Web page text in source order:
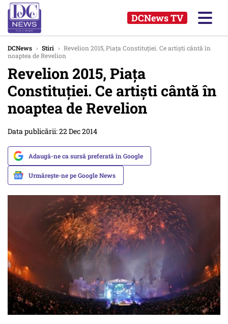
DCNews TV
DCNews › Stiri › Revelion 2015, Piaţa Constituţiei. Ce artişti cântă în
noaptea de Revelion
Revelion 2015, Piaţa
Constituţiei. Ce artişti cântă în
noaptea de Revelion
Data publicării: 22 Dec 2014
Adaugă-ne ca sursă preferată în Google
Urmărește-ne pe Google News